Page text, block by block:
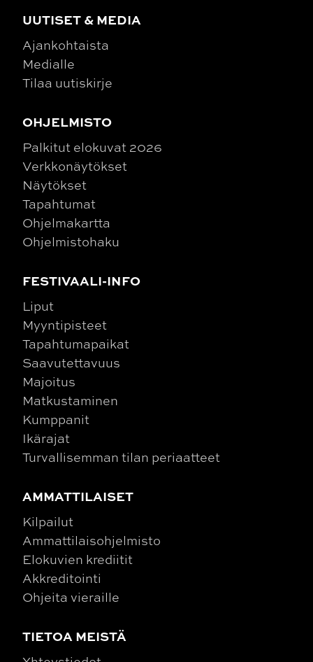
UUTISET & MEDIA
Ajankohtaista
Medialle
Tilaa uutiskirje
OHJELMISTO
Palkitut elokuvat 2026
Verkkonäytökset
Näytökset
Tapahtumat
Ohjelmakartta
Ohjelmistohaku
FESTIVAALI-INFO
Liput
Myyntipisteet
Tapahtumapaikat
Saavutettavuus
Majoitus
Matkustaminen
Kumppanit
Ikärajat
Turvallisemman tilan periaatteet
AMMATTILAISET
Kilpailut
Ammattilaisohjelmisto
Elokuvien krediitit
Akkreditointi
Ohjeita vieraille
TIETOA MEISTÄ